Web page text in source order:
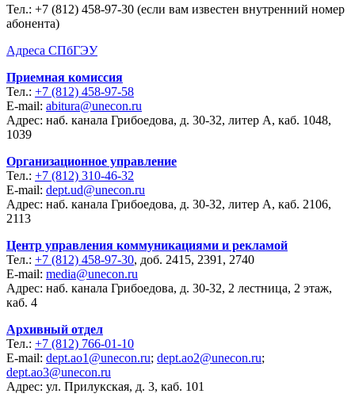
Тел.: +7 (812) 458-97-30 (если вам известен внутренний номер
абонента)
Адреса СПбГЭУ
Приемная комиссия
Тел.: +7 (812) 458-97-58
E-mail: abitura@unecon.ru
Адрес: наб. канала Грибоедова, д. 30-32, литер А, каб. 1048,
1039
Организационное управление
Тел.: +7 (812) 310-46-32
E-mail: dept.ud@unecon.ru
Адрес: наб. канала Грибоедова, д. 30-32, литер А, каб. 2106,
2113
Центр управления коммуникациями и рекламой
Тел.: +7 (812) 458-97-30, доб. 2415, 2391, 2740
E-mail: media@unecon.ru
Адрес: наб. канала Грибоедова, д. 30-32, 2 лестница, 2 этаж,
каб. 4
Архивный отдел
Тел.: +7 (812) 766-01-10
E-mail: dept.ao1@unecon.ru; dept.ao2@unecon.ru;
dept.ao3@unecon.ru
Адрес: ул. Прилукская, д. 3, каб. 101